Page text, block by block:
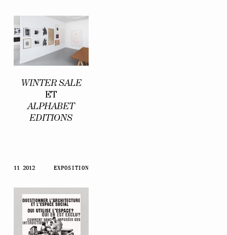
WINTER SALE
ET
ALPHABET
EDITIONS
11 2012 EXPOSITION